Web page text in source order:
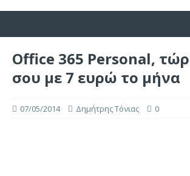
Office 365 Personal,
σου με 7 ευρώ το μήνα
07/05/2014 Δημήτρης Τόνιας 0